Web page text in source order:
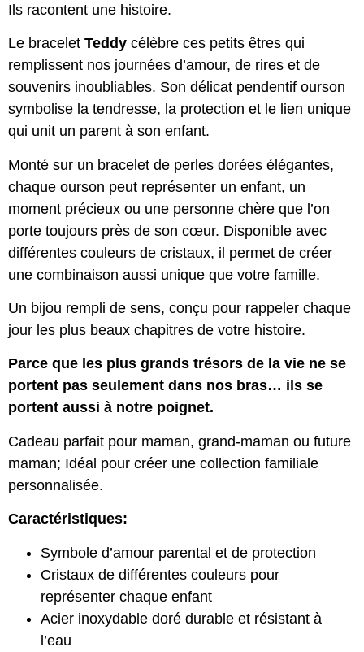
Ils racontent une histoire.
Le bracelet Teddy célèbre ces petits êtres qui
remplissent nos journées d’amour, de rires et de
souvenirs inoubliables. Son délicat pendentif ourson
symbolise la tendresse, la protection et le lien unique
qui unit un parent à son enfant.
Monté sur un bracelet de perles dorées élégantes,
chaque ourson peut représenter un enfant, un
moment précieux ou une personne chère que l’on
porte toujours près de son cœur. Disponible avec
différentes couleurs de cristaux, il permet de créer
une combinaison aussi unique que votre famille.
Un bijou rempli de sens, conçu pour rappeler chaque
jour les plus beaux chapitres de votre histoire.
Parce que les plus grands trésors de la vie ne se
portent pas seulement dans nos bras… ils se
portent aussi à notre poignet.
Cadeau parfait pour maman, grand-maman ou future
maman; Idéal pour créer une collection familiale
personnalisée.
Caractéristiques:
Symbole d’amour parental et de protection
Cristaux de différentes couleurs pour
représenter chaque enfant
Acier inoxydable doré durable et résistant à
l’eau